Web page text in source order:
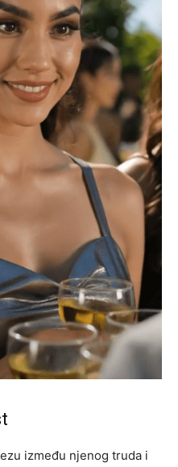
između njenog truda i